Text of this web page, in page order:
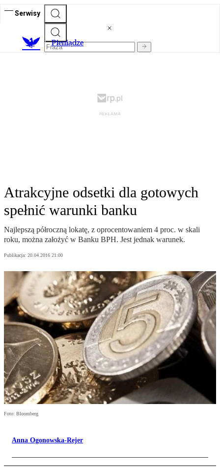
Serwisy
Pieniądze
Atrakcyjne odsetki dla gotowych
spełnić warunki banku
Najlepszą półroczną lokatę, z oprocentowaniem 4 proc. w skali
roku, można założyć w Banku BPH. Jest jednak warunek.
Publikacja: 20.04.2016 21:00
Foto: Bloomberg
Anna Ogonowska-Rejer